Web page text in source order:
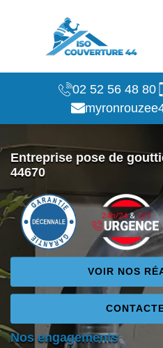
02 52 56 48 80
Entreprise pose de
44670
VOIR NOS
Nos engagements